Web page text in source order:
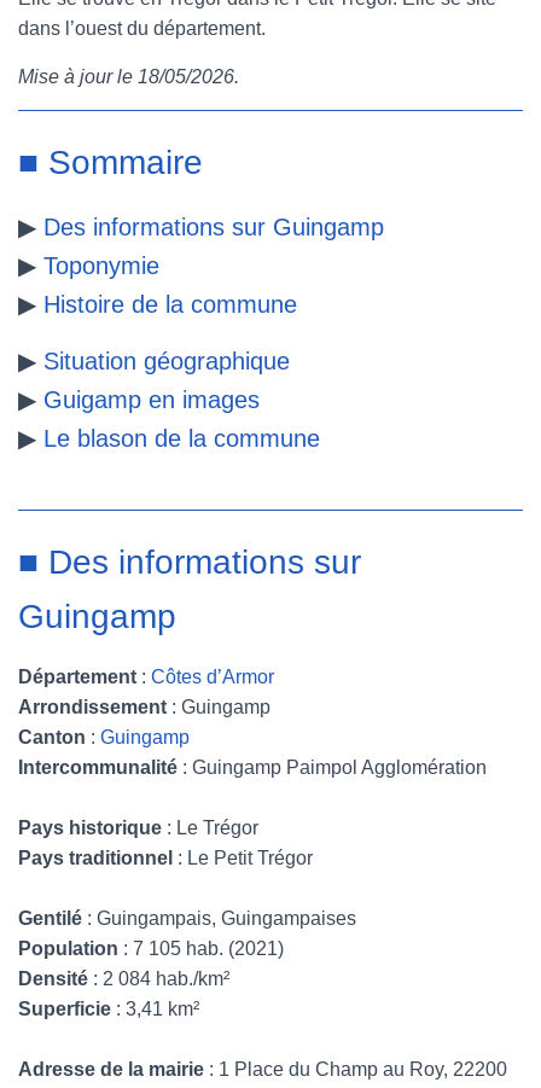
e
b
o
k
t
t
r
t
e
e
s
b
dans l’ouest du département.
Mise à jour le 18/05/2026.
■ Sommaire
▶ Des informations sur Guingamp
▶ Toponymie
▶ Histoire de la commune
▶ Situation géographique
▶ Guigamp en images
▶ Le blason de la commune
■ Des informations sur
Guingamp
Département : Côtes d’Armor
Arrondissement : Guingamp
Canton : Guingamp
Intercommunalité : Guingamp Paimpol Agglomération
Pays historique : Le Trégor
Pays traditionnel : Le Petit Trégor
Gentilé : Guingampais, Guingampaises
Population : 7 105 hab. (2021)
Densité : 2 084 hab./km²
Superficie : 3,41 km²
Adresse de la mairie : 1 Place du Champ au Roy, 22200